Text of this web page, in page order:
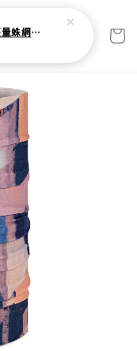
瑞士【Compressport】超輕量蛛網頭帶